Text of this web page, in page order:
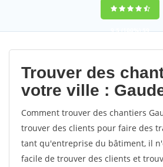
9,5(100%)59
votes
Trouver des
votre ville :
Comment trouver des chantiers
trouver des clients pour faire des
tant qu'entreprise du bâtiment, il
facile de trouver des clients et